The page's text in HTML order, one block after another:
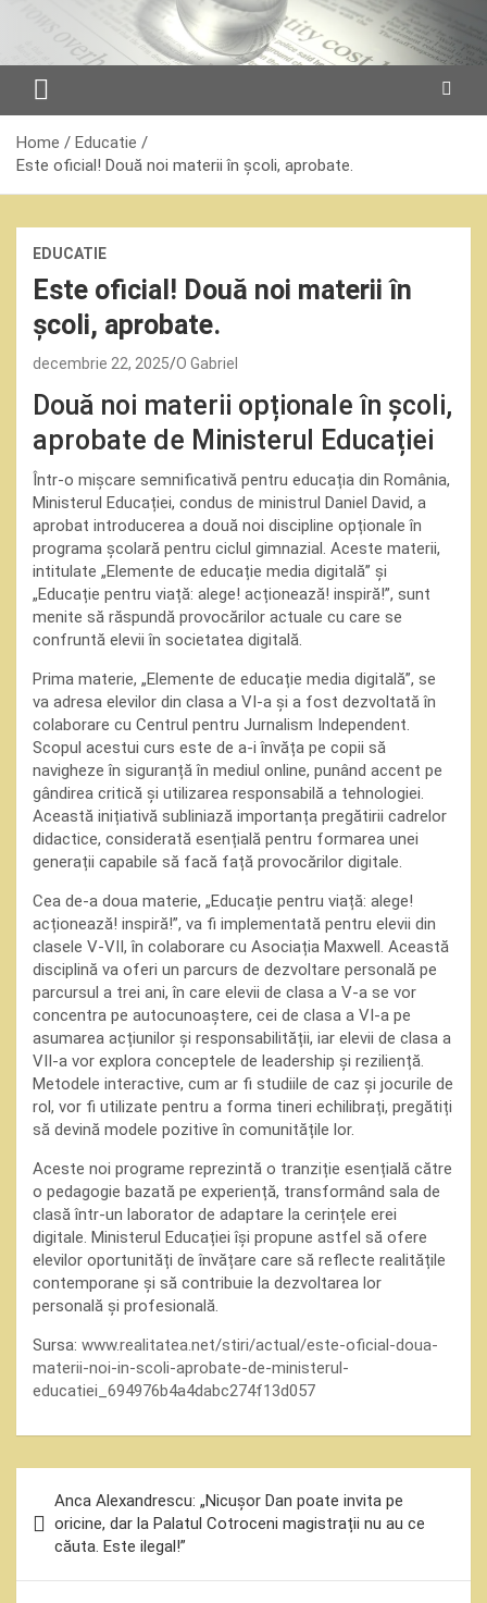
Home
Educatie
Este oficial! Două noi materii în școli, aprobate.
EDUCATIE
Este oficial! Două noi materii în
școli, aprobate.
decembrie 22, 2025 O Gabriel
Două noi materii opționale în școli,
aprobate de Ministerul Educației
Într-o mișcare semnificativă pentru educația din România,
Ministerul Educației, condus de ministrul Daniel David, a
aprobat introducerea a două noi discipline opționale în
programa școlară pentru ciclul gimnazial. Aceste materii,
intitulate „Elemente de educație media digitală” și
„Educație pentru viață: alege! acționează! inspiră!”, sunt
menite să răspundă provocărilor actuale cu care se
confruntă elevii în societatea digitală.
Prima materie, „Elemente de educație media digitală”, se
va adresa elevilor din clasa a VI-a și a fost dezvoltată în
colaborare cu Centrul pentru Jurnalism Independent.
Scopul acestui curs este de a-i învăța pe copii să
navigheze în siguranță în mediul online, punând accent pe
gândirea critică și utilizarea responsabilă a tehnologiei.
Această inițiativă subliniază importanța pregătirii cadrelor
didactice, considerată esențială pentru formarea unei
generații capabile să facă față provocărilor digitale.
Cea de-a doua materie, „Educație pentru viață: alege!
acționează! inspiră!”, va fi implementată pentru elevii din
clasele V-VII, în colaborare cu Asociația Maxwell. Această
disciplină va oferi un parcurs de dezvoltare personală pe
parcursul a trei ani, în care elevii de clasa a V-a se vor
concentra pe autocunoaștere, cei de clasa a VI-a pe
asumarea acțiunilor și responsabilității, iar elevii de clasa a
VII-a vor explora conceptele de leadership și reziliență.
Metodele interactive, cum ar fi studiile de caz și jocurile de
rol, vor fi utilizate pentru a forma tineri echilibrați, pregătiți
să devină modele pozitive în comunitățile lor.
Aceste noi programe reprezintă o tranziție esențială către
o pedagogie bazată pe experiență, transformând sala de
clasă într-un laborator de adaptare la cerințele erei
digitale. Ministerul Educației își propune astfel să ofere
elevilor oportunități de învățare care să reflecte realitățile
contemporane și să contribuie la dezvoltarea lor
personală și profesională.
Sursa: www.realitatea.net/stiri/actual/este-oficial-doua-
materii-noi-in-scoli-aprobate-de-ministerul-
educatiei_694976b4a4dabc274f13d057
în
articole
Anca Alexandrescu: „Nicușor Dan poate invita pe
oricine, dar la Palatul Cotroceni magistrații nu au ce
căuta. Este ilegal!”